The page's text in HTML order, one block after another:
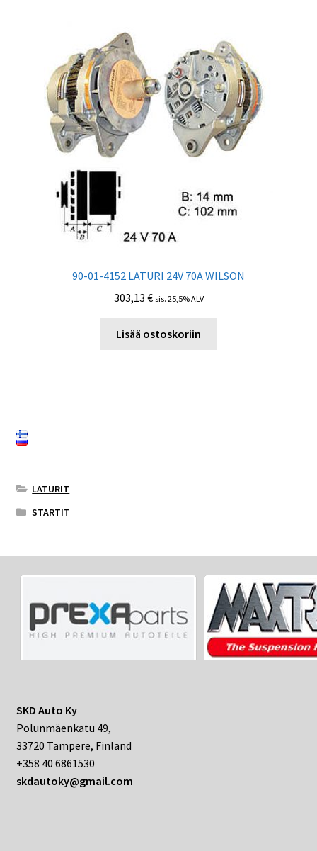
90-01-4152 LATURI 24V 70A WILSON
303,13 € sis. 25,5% ALV
Lisää ostoskoriin
LATURIT
STARTIT
SKD Auto Ky
Polunmäenkatu 49,
33720 Tampere, Finland
+358 40 6861530
skdautoky@gmail.com